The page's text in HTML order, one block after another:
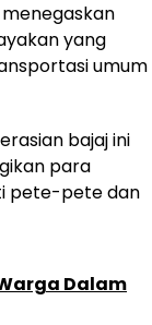
menegaskan
yang
umum
bajaj ini
para
pete-pete dan
Dalam